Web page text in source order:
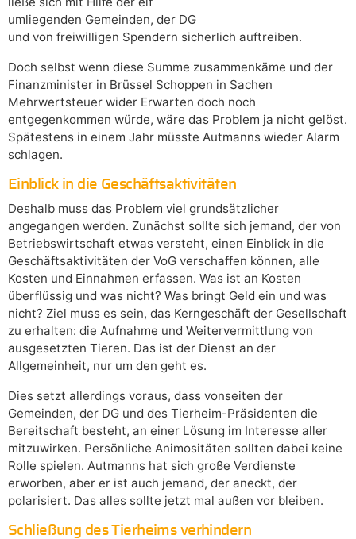
umliegenden Gemeinden, der DG
und von freiwilligen Spendern sicherlich auftreiben.
Doch selbst wenn diese Summe zusammenkäme und der
Finanzminister in Brüssel Schoppen in Sachen
Mehrwertsteuer wider Erwarten doch noch
entgegenkommen würde, wäre das Problem ja nicht gelöst.
Spätestens in einem Jahr müsste Autmanns wieder Alarm
schlagen.
Einblick in die Geschäftsaktivitäten
Deshalb muss das Problem viel grundsätzlicher
angegangen werden. Zunächst sollte sich jemand, der von
Betriebswirtschaft etwas versteht, einen Einblick in die
Geschäftsaktivitäten der VoG verschaffen können, alle
Kosten und Einnahmen erfassen. Was ist an Kosten
überflüssig und was nicht? Was bringt Geld ein und was
nicht? Ziel muss es sein, das Kerngeschäft der Gesellschaft
zu erhalten: die Aufnahme und Weitervermittlung von
ausgesetzten Tieren. Das ist der Dienst an der
Allgemeinheit, nur um den geht es.
Dies setzt allerdings voraus, dass vonseiten der
Gemeinden, der DG und des Tierheim-Präsidenten die
Bereitschaft besteht, an einer Lösung im Interesse aller
mitzuwirken. Persönliche Animositäten sollten dabei keine
Rolle spielen. Autmanns hat sich große Verdienste
erworben, aber er ist auch jemand, der aneckt, der
polarisiert. Das alles sollte jetzt mal außen vor bleiben.
Schließung des Tierheims verhindern